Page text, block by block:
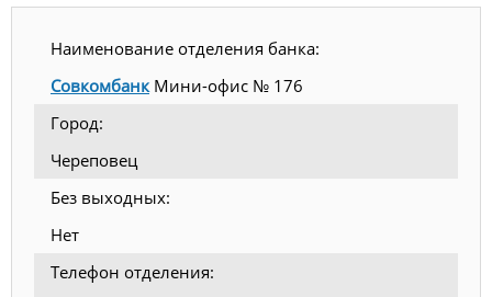
Наименование отделения банка:
СовкомбанкМини-офис № 176
Город:
Череповец
Без выходных:
Нет
Телефон отделения: